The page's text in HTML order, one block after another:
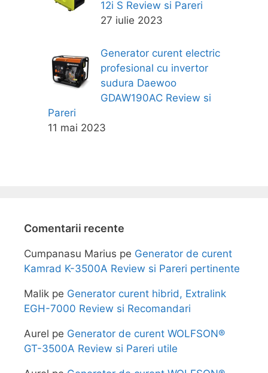
12i S Review si Pareri
27 iulie 2023
Generator curent electric
profesional cu invertor
sudura Daewoo
GDAW190AC Review si
Pareri
11 mai 2023
Comentarii recente
Cumpanasu Marius pe Generator de curent
Kamrad K-3500A Review si Pareri pertinente
Malik pe Generator curent hibrid, Extralink
EGH-7000 Review si Recomandari
Aurel pe Generator de curent WOLFSON®
GT-3500A Review si Pareri utile